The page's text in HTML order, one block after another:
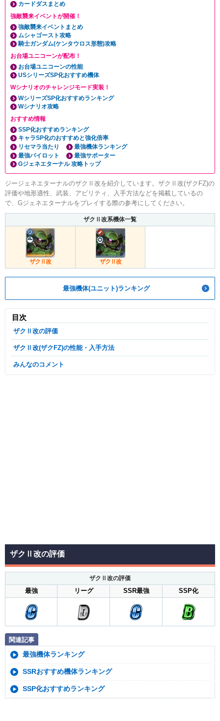
カードダスまとめ
強敵襲来イベントが開催！
強敵襲来イベントまとめ
ムシャゴースト攻略
騎士ガンダム(ケンタウロス形態)攻略
お台場ユニコーンが配布！
お台場ユニコーンの性能
USシリーズSP化おすすめ機体
Wシナリオのチャレンジモード実装！
WシリーズSP化おすすめランキング
Wシナリオ攻略
おすすめ情報
SSP化おすすめランキング
キャラSP化のおすすめと強化倍率
リセマラ当たり
最強機体ランキング
最強パイロット
最強サポーター
Gジェネエターナル 攻略トップ
ジージェネエターナルのザクⅡ改を紹介しています。ザクⅡ改(ザクFZ)の
評価や地形適性、武装、アビリティ、入手方法などを掲載しているの
で、Gジェネエターナルをプレイする際の参考にしてください。
ザクⅡ改系機体一覧
ザクⅡ改 ザクⅡ改
最強機体(ユニット)ランキング
目次
ザクⅡ改の評価
ザクⅡ改(ザクFZ)の性能・入手方法
みんなのコメント
ザクⅡ改の評価
ザクⅡ改の評価
最強
リーグ SSR最強 SSP化
関連記事
最強機体ランキング
SSRおすすめ機体ランキング
SSP化おすすめランキング